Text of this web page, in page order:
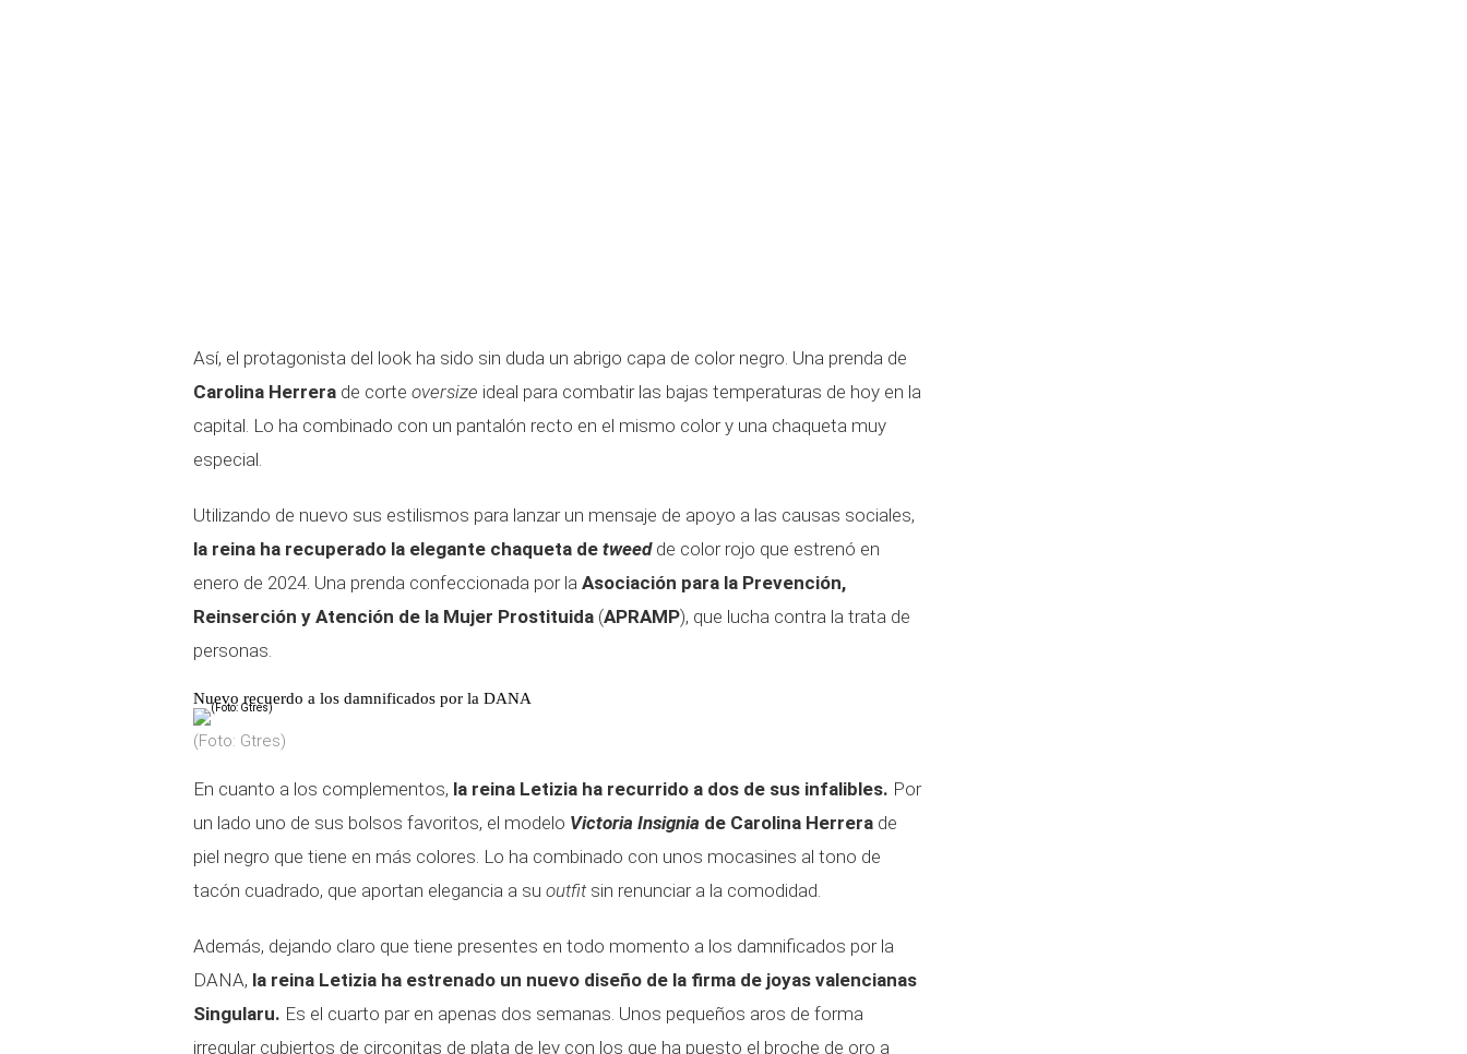
Así, el protagonista del look ha sido sin duda un abrigo capa de color negro. Una prenda de
Carolina Herrera de corte oversize ideal para combatir las bajas temperaturas de hoy en la
capital. Lo ha combinado con un pantalón recto en el mismo color y una chaqueta muy
especial.
Utilizando de nuevo sus estilismos para lanzar un mensaje de apoyo a las causas sociales,
la reina ha recuperado la elegante chaqueta de tweedde color rojo que estrenó en
enero de 2024. Una prenda confeccionada por la Asociación para la Prevención,
Reinserción y Atención de la Mujer Prostituida (APRAMP), que lucha contra la trata de
personas.
Nuevo recuerdo a los damnificados por la DANA
(Foto: Gtres)
En cuanto a los complementos, la reina Letizia ha recurrido a dos de sus infalibles. Por
un lado uno de sus bolsos favoritos, el modelo Victoria Insignia de Carolina Herrera de
piel negro que tiene en más colores. Lo ha combinado con unos mocasines al tono de
tacón cuadrado, que aportan elegancia a su outfitsin renunciar a la comodidad.
Además, dejando claro que tiene presentes en todo momento a los damnificados por la
DANA, la reina Letizia ha estrenado un nuevo diseño de la firma de joyas valencianas
Singularu. Es el cuarto par en apenas dos semanas. Unos pequeños aros de forma
irregular cubiertos de circonitas de plata de ley con los que ha puesto el broche de oro a